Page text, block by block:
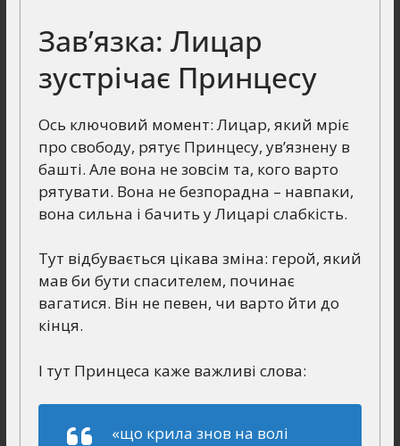
Зав’язка: Лицар
зустрічає Принцесу
Ось ключовий момент: Лицар, який мріє
про свободу, рятує Принцесу, ув’язнену в
башті. Але вона не зовсім та, кого варто
рятувати. Вона не безпорадна – навпаки,
вона сильна і бачить у Лицарі слабкість.
Тут відбувається цікава зміна: герой, який
мав би бути спасителем, починає
вагатися. Він не певен, чи варто йти до
кінця.
І тут Принцеса каже важливі слова:
«що крила знов на волі